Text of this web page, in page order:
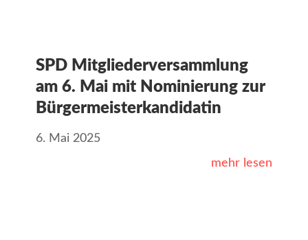
SPD Mitgliederversammlung
am 6. Mai mit Nominierung zur
Bürgermeisterkandidatin
6. Mai 2025
mehr lesen